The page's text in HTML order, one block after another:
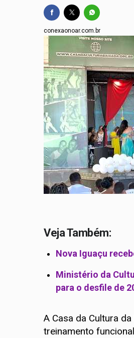
conexaonoar.com.br
Veja Também:
Nova Iguaçu
Ministério da
para o desfile de
A Casa da Cultura
treinamento